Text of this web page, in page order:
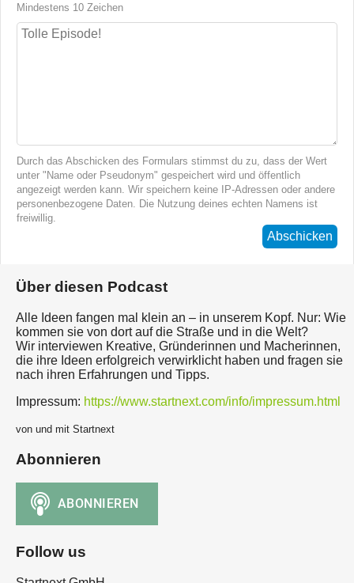
Mindestens 10 Zeichen
Durch das Abschicken des Formulars stimmst du zu, dass der Wert
unter "Name oder Pseudonym" gespeichert wird und öffentlich
angezeigt werden kann. Wir speichern keine IP-Adressen oder andere
personenbezogene Daten. Die Nutzung deines echten Namens ist
freiwillig.
Abschicken
Über diesen Podcast
Alle Ideen fangen mal klein an – in unserem Kopf. Nur: Wie
kommen sie von dort auf die Straße und in die Welt?
Wir interviewen Kreative, Gründerinnen und Macherinnen,
die ihre Ideen erfolgreich verwirklicht haben und fragen sie
nach ihren Erfahrungen und Tipps.
Impressum: https://www.startnext.com/info/impressum.html
von und mit Startnext
Abonnieren
Follow us